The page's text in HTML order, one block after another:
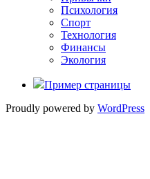
Психология
Спорт
Технология
Финансы
Экология
Пример страницы
Proudly powered by WordPress